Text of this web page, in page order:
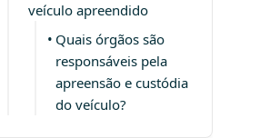
veículo apreendido
Quais órgãos são
responsáveis pela
apreensão e custódia
do veículo?